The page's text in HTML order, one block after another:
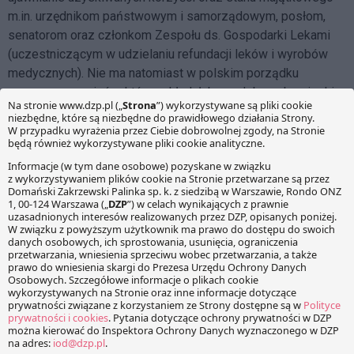
m.in. urzędnikom państwowym i samorządowym, posłom,
senatorom oraz członkom Zespołu ds. Gospodarki Lekami
(uczestniczącym w udzielaniu refundacji leków i wyrobów
medycznych). Nie ma natomiast w polskim porządku
prawnym przepisów, które nakładałyby podobne obowiązki
na lekarzy, bądź na przemysł farmaceutyczny w odniesieniu
do rozliczeń z lekarzami. Czy rozwiązania legislacyjne zza
oceanu dotyczące jawności przychodów lekarzy ze
współpracy z przemysłem dotrą do Polski? Na razie brak
propozycji legislacyjnych w tej mierze i można dyskutować,
czy nakładanie kolejnego, pracochłonnego obowiązku na
przedsiębiorców jest na pewno konieczne… Jednak wiele
wskazuje na to, że rejestr korzyści „lekarskich” do Polski
dotrze, bo to, co kłopotliwe dla przedsiębiorców, będzie
zapewne atrakcyjne dla pacjentów…
Facebook